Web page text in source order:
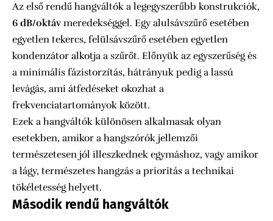
Az első rendű hangváltók a legegyszerűbb konstrukciók,
6 dB/oktávmeredekséggel. Egy alulsávszűrő esetében
egyetlen tekercs, felülsávszűrő esetében egyetlen
kondenzátor alkotja a szűrőt. Előnyük az egyszerűség és
a minimális fázistorzítás, hátrányuk pedig a lassú
levágás, ami átfedéseket okozhat a
frekvenciatartományok között.
Ezek a hangváltók különösen alkalmasak olyan
esetekben, amikor a hangszórók jellemzői
természetesen jól illeszkednek egymáshoz, vagy amikor
a lágy, természetes hangzás a prioritás a technikai
tökéletesség helyett.
Második rendű hangváltók